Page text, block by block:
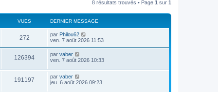
8 résultats trouvés • Page 1 sur 1
VUES DERNIER MESSAGE
272V
u
D
e
i
e
r
m
e
s
par Philou62
ven. 7 août 2026 11:53
126394V
u
D
e
n
i
e
par vaber
ven. 7 août 2026 10:33
191197
D
e
par vaber
jeu. 6 août 2026 09:23